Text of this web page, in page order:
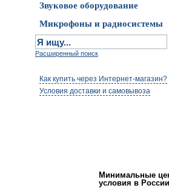
Звуковое оборудование
Микрофоны и радиосистемы
Расширенный поиск
Как купить через Интернет-магазин?
Условия доставки и самовывоза
Минимальные
условия в России